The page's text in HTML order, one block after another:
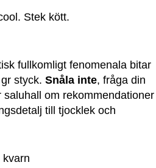
Stek kött.
fullkomligt fenomenala bitar
styck. Snåla inte, fråga din
saluhall om rekommendationer
till tjocklek och
kvarn